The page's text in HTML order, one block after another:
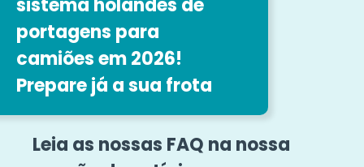
sistema holandês de
portagens para
camiões em 2026!
Prepare já a sua frota
Leia as nossas FAQ na nossa
veículo: é incrivelmente intuitiva e qualquer
pessoa pode aprender a utilizá-la! Activámos a
função chrono em toda a frota. Esta função
permite-nos conhecer em pormenor os hábitos
de condução dos condutores; identificamos os
melhores condutores, com menos infracções
em segurança até cinco anos e recuperá-los